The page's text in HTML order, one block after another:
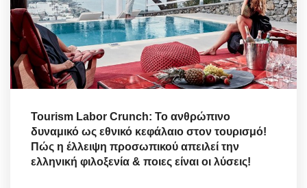
Tourism Labor Crunch: Το ανθρώπινο
δυναμικό ως εθνικό κεφάλαιο στον τουρισμό!
Πώς η έλλειψη προσωπικού απειλεί την
ελληνική φιλοξενία & ποιες είναι οι λύσεις!